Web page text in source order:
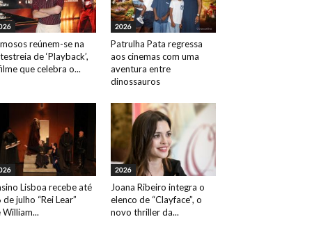
reúnem-se na
de ‘Playback’,
que celebra o...
2026
Patrulha Pata regressa
aos cinemas com uma
aventura entre
dinossauros
Lisboa recebe até
de julho “Rei Lear”
William...
2026
Joana Ribeiro integra o
elenco de “Clayface”, o
novo thriller da...